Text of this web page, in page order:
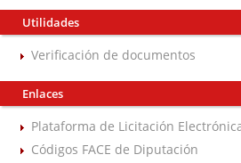
Utilidades
Verificación de documentos
Enlaces
Plataforma de Licitación
Códigos FACE de Diputación